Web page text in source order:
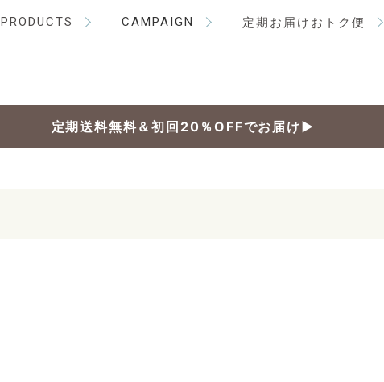
PRODUCTS CAMPAIGN 定期お届けおトク便
定期送料無料＆初回20％OFFでお届け▶